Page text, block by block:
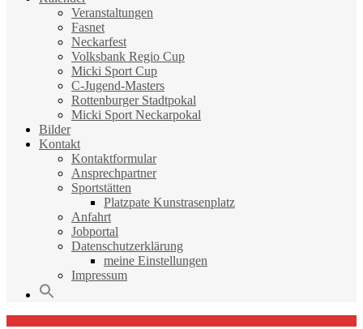
Veranstaltungen
Fasnet
Neckarfest
Volksbank Regio Cup
Micki Sport Cup
C-Jugend-Masters
Rottenburger Stadtpokal
Micki Sport Neckarpokal
Bilder
Kontakt
Kontaktformular
Ansprechpartner
Sportstätten
Platzpate Kunstrasenplatz
Anfahrt
Jobportal
Datenschutzerklärung
meine Einstellungen
Impressum